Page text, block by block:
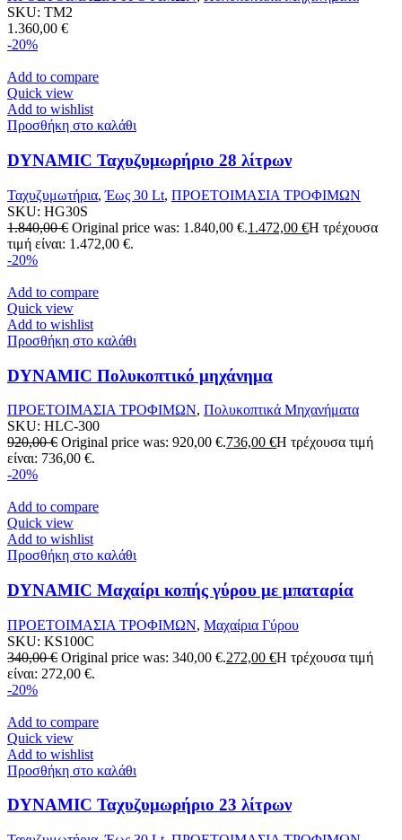
SKU: TM2
1.360,00 €
-20%
Add to compare
Quick view
Add to wishlist
Προσθήκη στο καλάθι
DYNAMIC Ταχυζυμωρήριο 28 λίτρων
Ταχυζυμωτήρια,Έως 30 Lt, ΠΡΟΕΤΟΙΜΑΣΙΑ ΤΡΟΦΙΜΩΝ
SKU: HG30S
1.840,00€ Original price was: 1.840,00 €.1.472,00 €Η τρέχουσα
τιμή είναι: 1.472,00 €.
-20%
Add to compare
Quick view
Add to wishlist
Προσθήκη στο καλάθι
DYNAMIC Πολυκοπτικό μηχάνημα
ΠΡΟΕΤΟΙΜΑΣΙΑ ΤΡΟΦΙΜΩΝ, Πολυκοπτικά Μηχανήματα
SKU: HLC-300
920,00€ Original price was: 920,00 €.736,00 €Η τρέχουσα τιμή
είναι: 736,00 €.
-20%
Add to compare
Quick view
Add to wishlist
Προσθήκη στο καλάθι
DYNAMIC Μαχαίρι κοπής γύρου με μπαταρία
ΠΡΟΕΤΟΙΜΑΣΙΑ ΤΡΟΦΙΜΩΝ, Μαχαίρια Γύρου
SKU: KS100C
340,00€ Original price was: 340,00 €.272,00 €Η τρέχουσα τιμή
είναι: 272,00 €.
-20%
Add to compare
Quick view
Add to wishlist
Προσθήκη στο καλάθι
DYNAMIC Ταχυζυμωρήριο 23 λίτρων